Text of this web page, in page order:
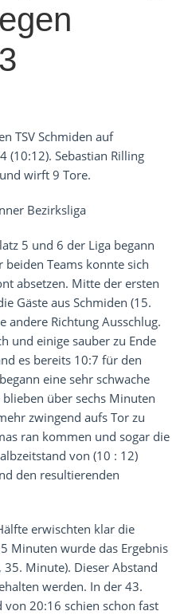
TSV Schmiden auf
(10:12). Sebastian Rilling
wirft 9 Tore.
Bezirksliga
5 und 6 der Liga begann
beiden Teams konnte sich
absetzen. Mitte der ersten
Gäste aus Schmiden (15.
andere Richtung Ausschlug.
und einige sauber zu Ende
es bereits 10:7 für den
eine sehr schwache
über sechs Minuten
zwingend aufs Tor zu
ran kommen und sogar die
von (10 : 12)
den resultierenden
erwischten klar die
Minuten wurde das Ergebnis
Minute). Dieser Abstand
werden. In der 43.
20:16 schien schon fast